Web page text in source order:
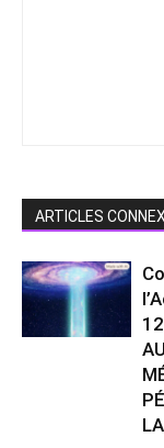
ARTICLES